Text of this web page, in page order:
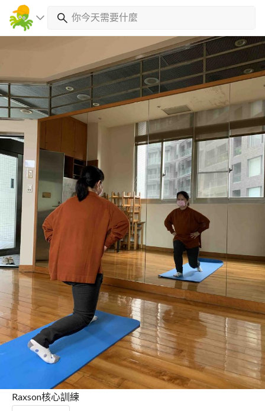
Raxson核心訓練